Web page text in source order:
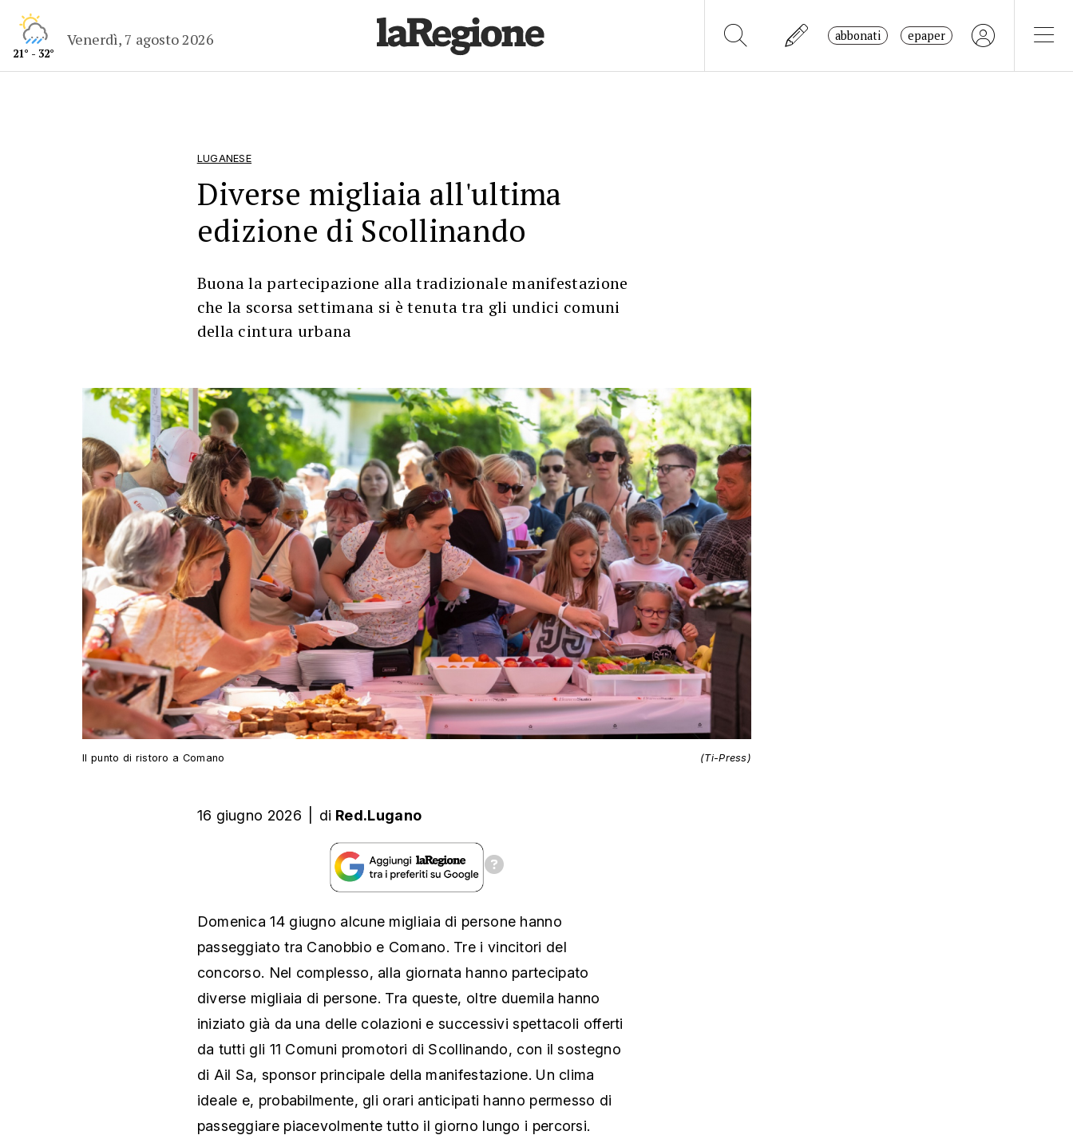
21° - 32°
Venerdì, 7 agosto 2026 abbonati epaper
LUGANESE
Diverse migliaia all'ultima
edizione di Scollinando
Buona la partecipazione alla tradizionale manifestazione
che la scorsa settimana si è tenuta tra gli undici comuni
della cintura urbana
Il punto di ristoro a Comano (Ti-Press)
16 giugno 2026 di Red.Lugano
Domenica 14 giugno alcune migliaia di persone hanno
passeggiato tra Canobbio e Comano. Tre i vincitori del
concorso. Nel complesso, alla giornata hanno partecipato
diverse migliaia di persone. Tra queste, oltre duemila hanno
iniziato già da una delle colazioni e successivi spettacoli offerti
da tutti gli 11 Comuni promotori di Scollinando, con il sostegno
di Ail Sa, sponsor principale della manifestazione. Un clima
ideale e, probabilmente, gli orari anticipati hanno permesso di
passeggiare piacevolmente tutto il giorno lungo i percorsi.